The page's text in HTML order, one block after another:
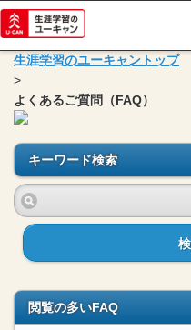
生涯学習のユーキャントップ
>
よくあるご質問（FAQ）
キーワード検索
閲覧の多いFAQ